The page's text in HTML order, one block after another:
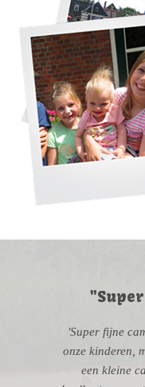
'Super fijne
onze kinderen,
een kleine